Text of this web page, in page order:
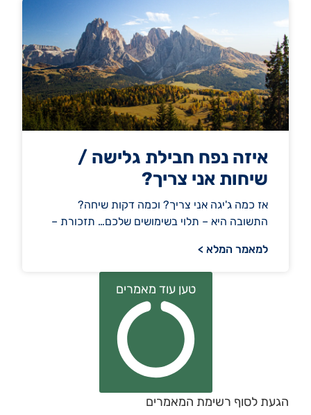
איזה נפח חבילת גלישה /
שיחות אני צריך?
אז כמה ג'יגה אני צריך? וכמה דקות שיחה?
התשובה היא – תלוי בשימושים שלכם… תזכורת –
למאמר המלא >
טען עוד מאמרים
הגעת לסוף רשימת המאמרים